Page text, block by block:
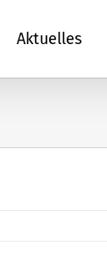
Aktuelles